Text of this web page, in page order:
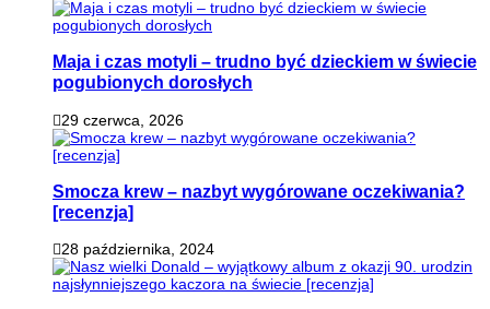
Maja i czas motyli – trudno być dzieckiem w świecie
pogubionych dorosłych
29 czerwca, 2026
Smocza krew – nazbyt wygórowane oczekiwania?
[recenzja]
28 października, 2024